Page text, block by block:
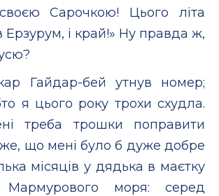
Сарочкою! Цього літа
Ерзурум, і край!» Ну правда ж,
Гайдар-бей утнув номер;
я цього року трохи схудла.
треба трошки поправити
що мені було б дуже добре
місяців у дядька в маєтку
моря: серед